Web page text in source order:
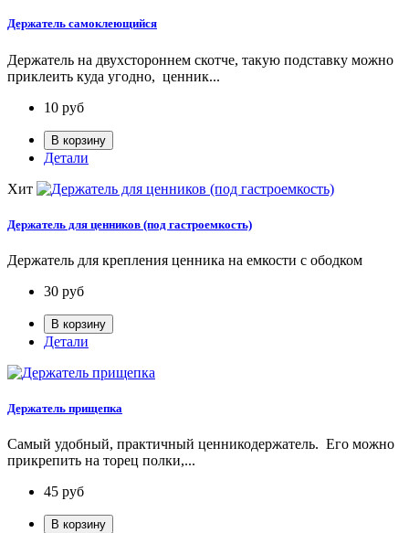
Держатель самоклеющийся
Держатель на двухстороннем скотче, такую подставку можно
приклеить куда угодно, ценник...
10 руб
В корзину
Детали
Хит
Держатель для ценников (под гастроемкость)
Держатель для крепления ценника на емкости с ободком
30 руб
В корзину
Детали
Держатель прищепка
Самый удобный, практичный ценникодержатель. Его можно
прикрепить на торец полки,...
45 руб
В корзину